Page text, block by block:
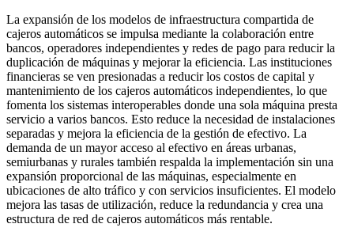
La expansión de los modelos de infraestructura compartida de
cajeros automáticos se impulsa mediante la colaboración entre
bancos, operadores independientes y redes de pago para reducir la
duplicación de máquinas y mejorar la eficiencia. Las instituciones
financieras se ven presionadas a reducir los costos de capital y
mantenimiento de los cajeros automáticos independientes, lo que
fomenta los sistemas interoperables donde una sola máquina presta
servicio a varios bancos. Esto reduce la necesidad de instalaciones
separadas y mejora la eficiencia de la gestión de efectivo. La
demanda de un mayor acceso al efectivo en áreas urbanas,
semiurbanas y rurales también respalda la implementación sin una
expansión proporcional de las máquinas, especialmente en
ubicaciones de alto tráfico y con servicios insuficientes. El modelo
mejora las tasas de utilización, reduce la redundancia y crea una
estructura de red de cajeros automáticos más rentable.